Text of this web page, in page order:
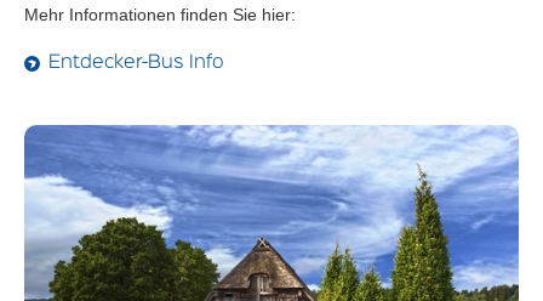
Mehr Informationen finden Sie hier:
Entdecker-Bus Info